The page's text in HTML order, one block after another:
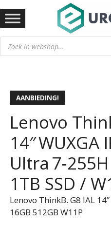
naar
de
inhoud
Producten
zoeken
AANBIEDING!
Lenovo
14″ WUXGA
Ultra
1TB SSD /
Lenovo ThinkB. G8 IAL
16GB 512GB W11P